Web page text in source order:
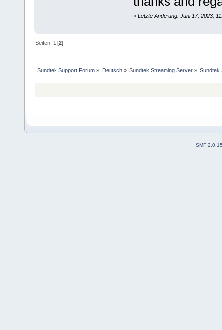
« Letzte Änderung: Juni 17, 2023,
Seiten: 1 [2]
Sundtek Support Forum » Deutsch» Sundtek Streaming Server» Sundtek
SMF 2.0.15